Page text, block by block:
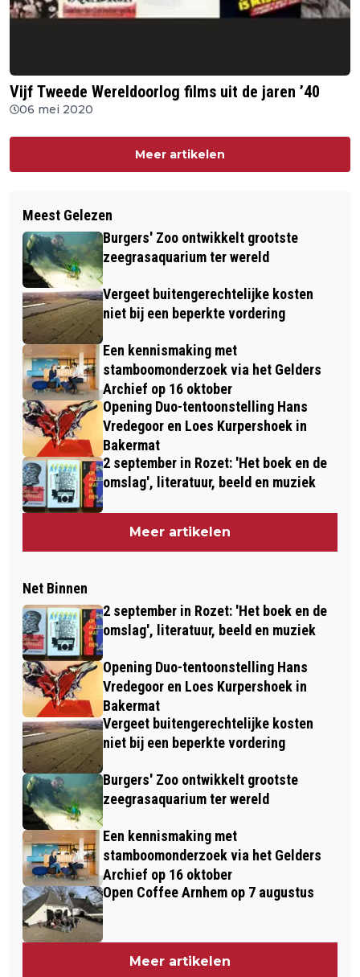
Vijf Tweede Wereldoorlog films uit de jaren ’40
06 mei 2020
Meer artikelen
Meest Gelezen
Burgers' Zoo ontwikkelt grootste
zeegrasaquarium ter wereld
Vergeet buitengerechtelijke kosten
niet bij een beperkte vordering
Een kennismaking met
stamboomonderzoek via het Gelders
Archief op 16 oktober
Opening Duo-tentoonstelling Hans
Vredegoor en Loes Kurpershoek in
Bakermat
2 september in Rozet: 'Het boek en de
omslag', literatuur, beeld en muziek
Meer artikelen
Net Binnen
2 september in Rozet: 'Het boek en de
omslag', literatuur, beeld en muziek
Opening Duo-tentoonstelling Hans
Vredegoor en Loes Kurpershoek in
Bakermat
Vergeet buitengerechtelijke kosten
niet bij een beperkte vordering
Burgers' Zoo ontwikkelt grootste
zeegrasaquarium ter wereld
Een kennismaking met
stamboomonderzoek via het Gelders
Archief op 16 oktober
Open Coffee Arnhem op 7 augustus
Meer artikelen